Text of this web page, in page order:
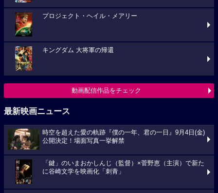
プロジェクト・ヘイル・メアリー
キングダム 大将軍の帰還
動画配信作品をチェック
最新映画ニュース
時空を超えた愛の軌跡『僕の一年、君の一日』9月4日(金)
公開決定！場面写真一挙解禁
「鍵」のいまおかしんじ（監督）×菅野恵（主演）で新た
に谷崎文学を映画化「刺青」